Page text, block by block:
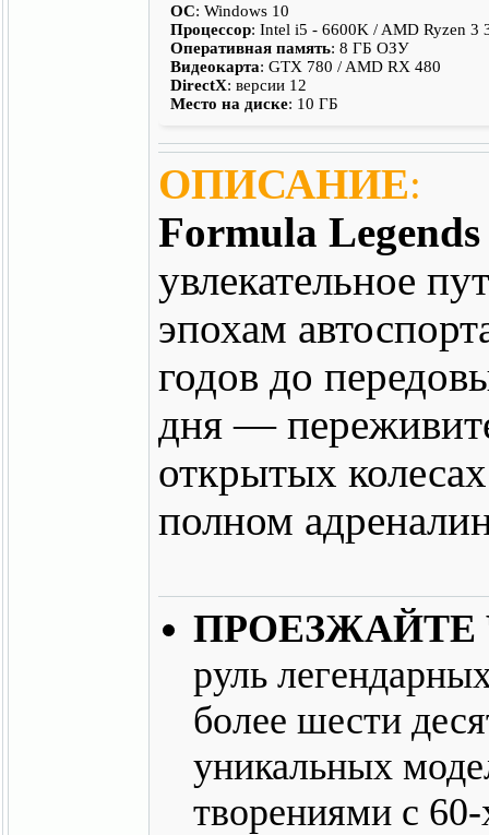
ОС: Windows 10
Процессор: Intel i5 - 6600K / AMD Ryzen 3
Оперативная память: 8 ГБ ОЗУ
Видеокарта: GTX 780 / AMD RX 480
DirectX: версии 12
Место на диске: 10 ГБ
ОПИСАНИЕ:
Formula Legends
увлекательное
эпохам
годов до
дня —
открытых
полном
ПРОЕЗЖАЙТЕ
руль
более шести
уникальных
творениями с